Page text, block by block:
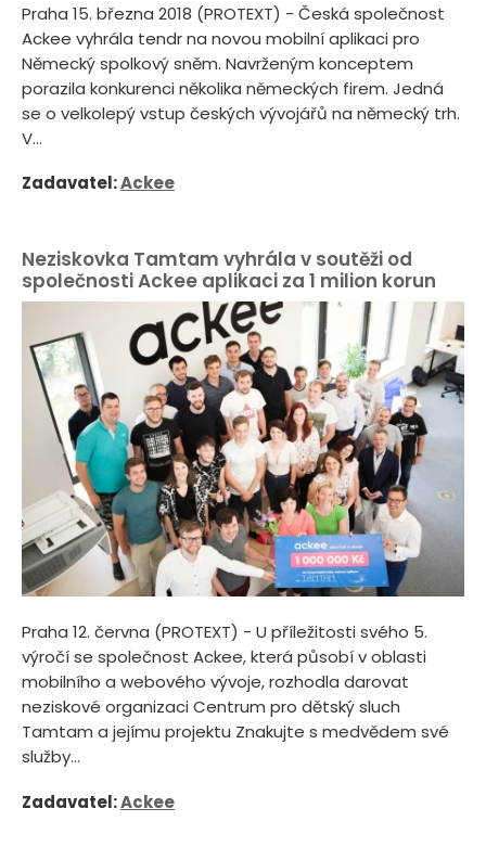
Praha 15. března 2018 (PROTEXT) - Česká společnost
Ackee vyhrála tendr na novou mobilní aplikaci pro
Německý spolkový sněm. Navrženým konceptem
porazila konkurenci několika německých firem. Jedná
se o velkolepý vstup českých vývojářů na německý trh.
V...
Zadavatel:Ackee
Neziskovka Tamtam vyhrála v soutěži od
společnosti Ackee aplikaci za 1 milion korun
Praha 12. června (PROTEXT) - U příležitosti svého 5.
výročí se společnost Ackee, která působí v oblasti
mobilního a webového vývoje, rozhodla darovat
neziskové organizaci Centrum pro dětský sluch
Tamtam a jejímu projektu Znakujte s medvědem své
služby...
Zadavatel:Ackee